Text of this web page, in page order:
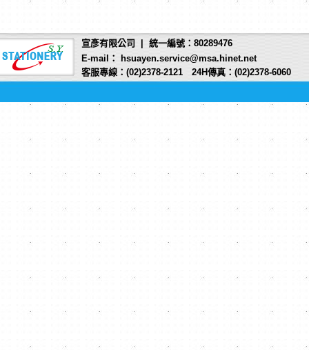
宣彥有限公司 | 統一編號：80289476
E-mail： hsuayen.service@msa.hinet.net
客服專線：(02)2378-2121 24H傳真：(02)2378-6060